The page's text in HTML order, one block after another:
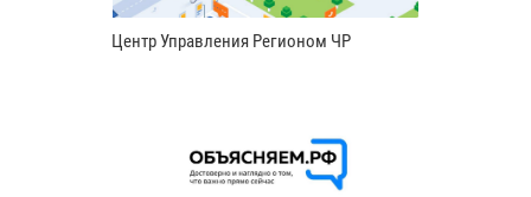
Центр Управления Регионом ЧР